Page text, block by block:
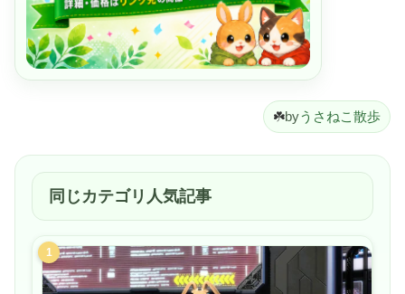
☘️byうさねこ散歩
同じカテゴリ人気記事
1